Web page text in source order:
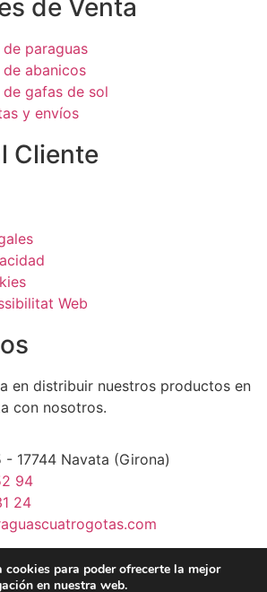
de Venta
paraguas
abanicos
gafas de sol
y envíos
Cliente
Web
en distribuir nuestros productos en
con nosotros.
17744 Navata (Girona)
94
24
para poder ofrecerte la mejor
en nuestra web.